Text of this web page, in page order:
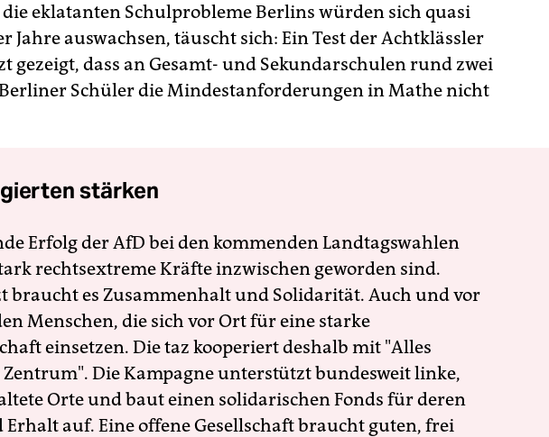
eklatanten Schulprobleme Berlins würden sich quasi
Jahre auswachsen, täuscht sich: Ein Test der Achtklässler
gezeigt, dass an Gesamt- und Sekundarschulen rund zwei
Schüler die Mindestanforderungen in Mathe nicht
stärken
Erfolg der AfD bei den kommenden Landtagswahlen
rechtsextreme Kräfte inzwischen geworden sind.
braucht es Zusammenhalt und Solidarität. Auch und vor
Menschen, die sich vor Ort für eine starke
einsetzen. Die taz kooperiert deshalb mit "Alles
Die Kampagne unterstützt bundesweit linke,
Orte und baut einen solidarischen Fonds für deren
Erhalt auf. Eine offene Gesellschaft braucht guten, frei